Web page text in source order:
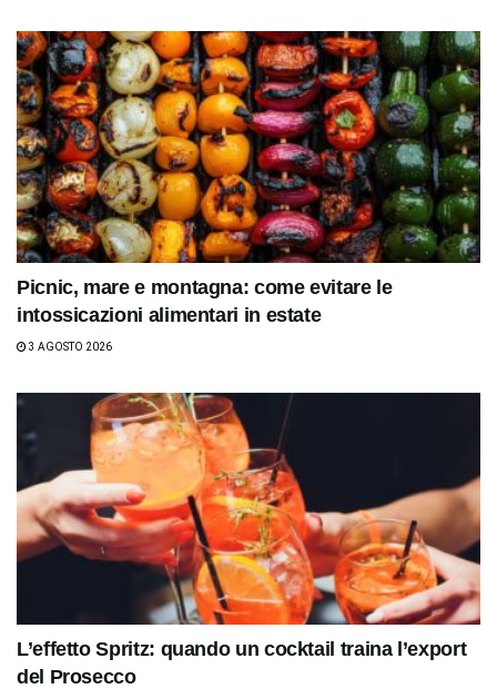
Picnic, mare e montagna: come evitare le
intossicazioni alimentari in estate
3 AGOSTO 2026
L’effetto Spritz: quando un cocktail traina l’export
del Prosecco